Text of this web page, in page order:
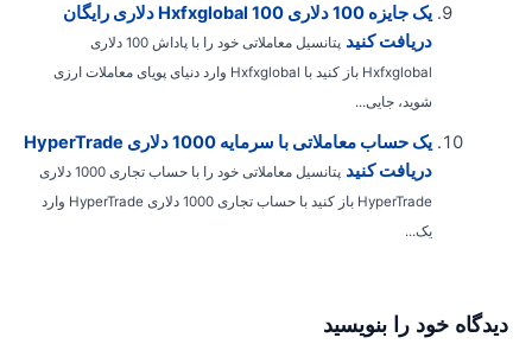
یک جایزه 100 دلاری Hxfxglobal 100 دلاری رایگان
دریافت کنید
پتانسیل معاملاتی خود را با پاداش 100 دلاری
Hxfxglobal باز کنید با Hxfxglobal وارد دنیای پویای معاملات ارزی
شوید، جایی...
یک حساب معاملاتی با سرمایه 1000 دلاری HyperTrade
دریافت کنید
پتانسیل معاملاتی خود را با حساب تجاری 1000 دلاری
HyperTrade باز کنید با حساب تجاری 1000 دلاری HyperTrade وارد
خود را بنویسید